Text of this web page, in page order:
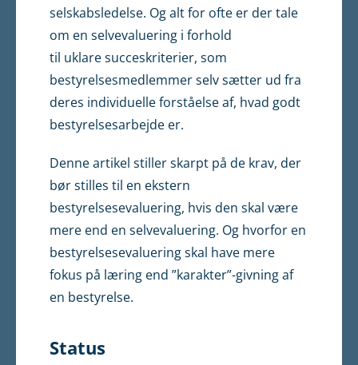
selskabsledelse. Og alt for ofte er der tale
om en selvevaluering i forhold
til uklare succeskriterier, som
bestyrelsesmedlemmer selv sætter ud fra
deres individuelle forståelse af, hvad godt
bestyrelsesarbejde er.
Denne artikel stiller skarpt på de krav, der
bør stilles til en ekstern
bestyrelsesevaluering, hvis den skal være
mere end en selvevaluering. Og hvorfor en
bestyrelsesevaluering skal have mere
fokus på læring end ”karakter”-givning af
en bestyrelse.
Status